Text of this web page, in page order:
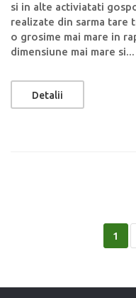
si in alte activiatati
realizate din sarma tare
o grosime mai mare in
dimensiune mai mare si...
Detalii
1